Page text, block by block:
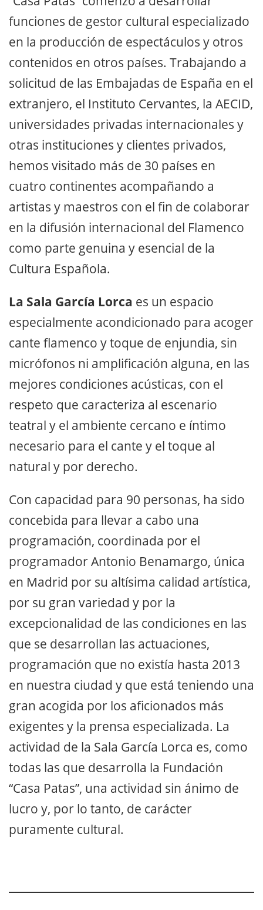
funciones de gestor cultural especializado
en la producción de espectáculos y otros
contenidos en otros países. Trabajando a
solicitud de las Embajadas de España en el
extranjero, el Instituto Cervantes, la AECID,
universidades privadas internacionales y
otras instituciones y clientes privados,
hemos visitado más de 30 países en
cuatro continentes acompañando a
artistas y maestros con el fin de colaborar
en la difusión internacional del Flamenco
como parte genuina y esencial de la
Cultura Española.
La Sala García Lorca es un espacio
especialmente acondicionado para acoger
cante flamenco y toque de enjundia, sin
micrófonos ni amplificación alguna, en las
mejores condiciones acústicas, con el
respeto que caracteriza al escenario
teatral y el ambiente cercano e íntimo
necesario para el cante y el toque al
natural y por derecho.
Con capacidad para 90 personas, ha sido
concebida para llevar a cabo una
programación, coordinada por el
programador Antonio Benamargo, única
en Madrid por su altísima calidad artística,
por su gran variedad y por la
excepcionalidad de las condiciones en las
que se desarrollan las actuaciones,
programación que no existía hasta 2013
en nuestra ciudad y que está teniendo una
gran acogida por los aficionados más
exigentes y la prensa especializada. La
actividad de la Sala García Lorca es, como
todas las que desarrolla la Fundación
“Casa Patas”, una actividad sin ánimo de
lucro y, por lo tanto, de carácter
puramente cultural.